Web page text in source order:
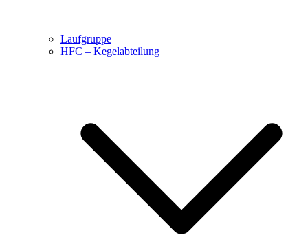
Laufgruppe
HFC – Kegelabteilung